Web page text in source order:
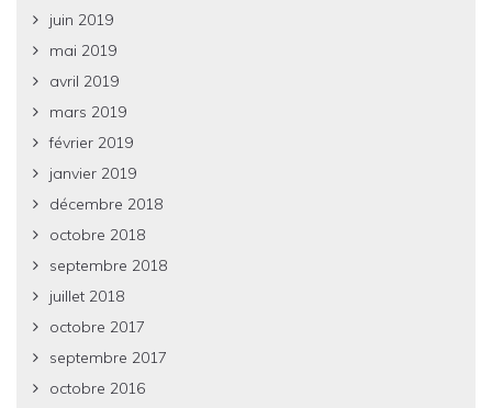
juin 2019
mai 2019
avril 2019
mars 2019
février 2019
janvier 2019
décembre 2018
octobre 2018
septembre 2018
juillet 2018
octobre 2017
septembre 2017
octobre 2016